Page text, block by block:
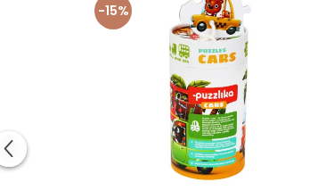
-15%